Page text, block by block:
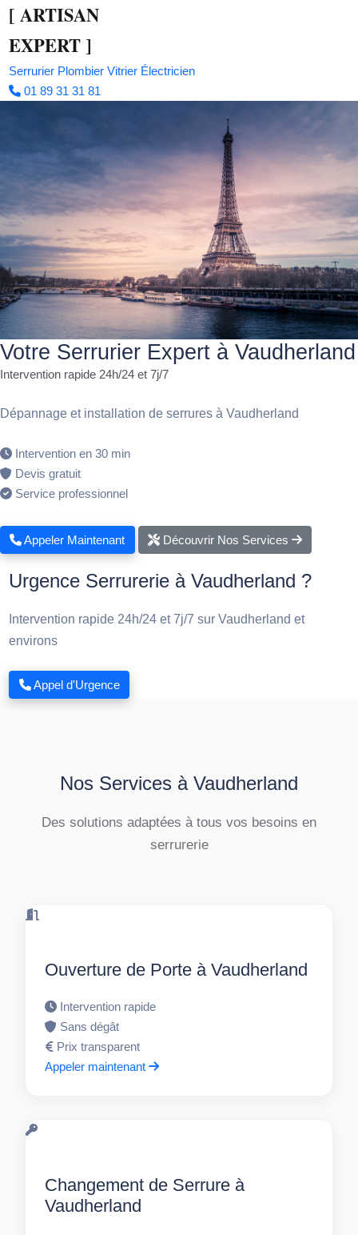
[ ARTISAN
EXPERT]
Serrurier Plombier Vitrier Électricien
01 89 31 31 81
Votre Serrurier Expert à Vaudherland
Intervention rapide 24h/24 et 7j/7
Dépannage et installation de serrures à Vaudherland
Intervention en 30 min
Devis gratuit
Service professionnel
Appeler Maintenant Découvrir Nos Services
Urgence Serrurerie à Vaudherland ?
Intervention rapide 24h/24 et 7j/7 sur Vaudherland et
environs
Appel d'Urgence
Nos Services à Vaudherland
Des solutions adaptées à tous vos besoins en
serrurerie
Ouverture de Porte à Vaudherland
Intervention rapide
Sans dégât
Prix transparent
Appeler maintenant
Changement de Serrure à
Vaudherland